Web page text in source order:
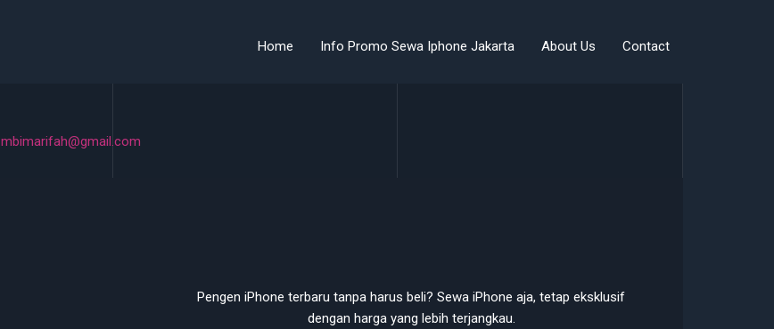
Home Info Promo Sewa Iphone Jakarta About Us Contact
mbimarifah@gmail.com
Pengen iPhone terbaru tanpa harus beli? Sewa iPhone aja, tetap eksklusif
dengan harga yang lebih terjangkau.